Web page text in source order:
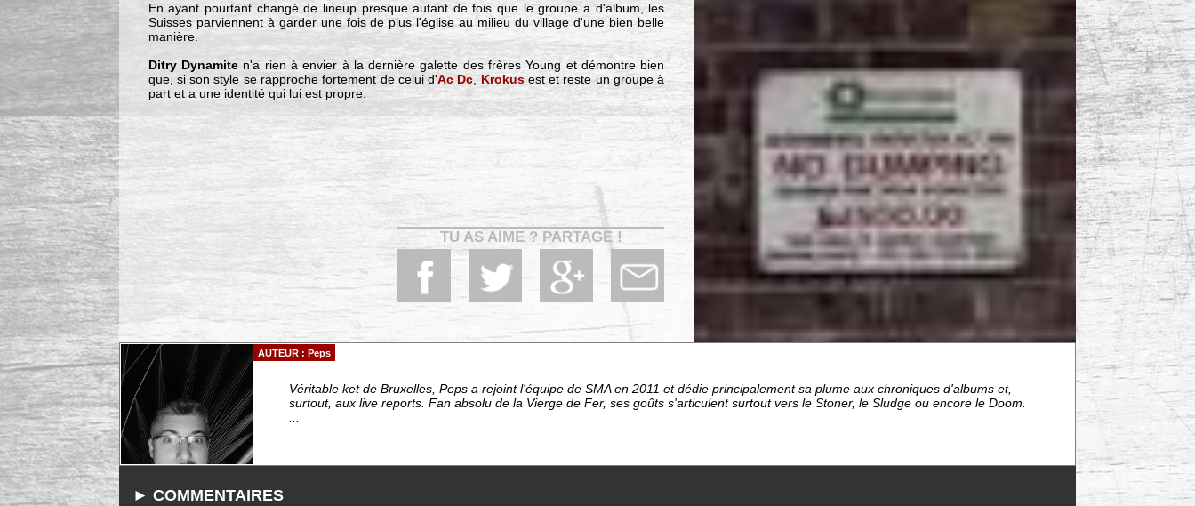
En ayant pourtant changé de lineup presque autant de fois que le groupe a d'album, les
Suisses parviennent à garder une fois de plus l'église au milieu du village d'une bien belle
manière.
Ditry Dynamiten'a rien à envier à la dernière galette des frères Young et démontre bien
que, si son style se rapproche fortement de celui d'Ac Dc, Krokusest et reste un groupe à
part et a une identité qui lui est propre.
TU AS AIME ? PARTAGE !
AUTEUR : Peps
Véritable ket de Bruxelles, Peps a rejoint l'équipe de SMA en 2011 et dédie principalement sa plume aux chroniques d'albums et,
surtout, aux live reports. Fan absolu de la Vierge de Fer, ses goûts s'articulent surtout vers le Stoner, le Sludge ou encore le Doom.
► COMMENTAIRES